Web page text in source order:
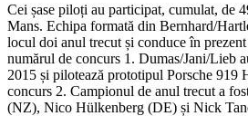
Cei șase piloți au participat, cumulat, de
Mans. Echipa formată din Bernhard/
locul doi anul trecut și conduce în
numărul de concurs 1. Dumas/Jani/Lieb
2015 și pilotează prototipul Porsche 919
concurs 2. Campionul de anul trecut a
(NZ), Nico Hülkenberg (DE) și Nick